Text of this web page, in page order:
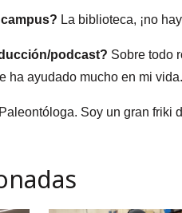
La biblioteca, ¡no
podcast? Sobre todo
ha ayudado mucho en mi vida.
Paleontóloga. Soy un gran friki